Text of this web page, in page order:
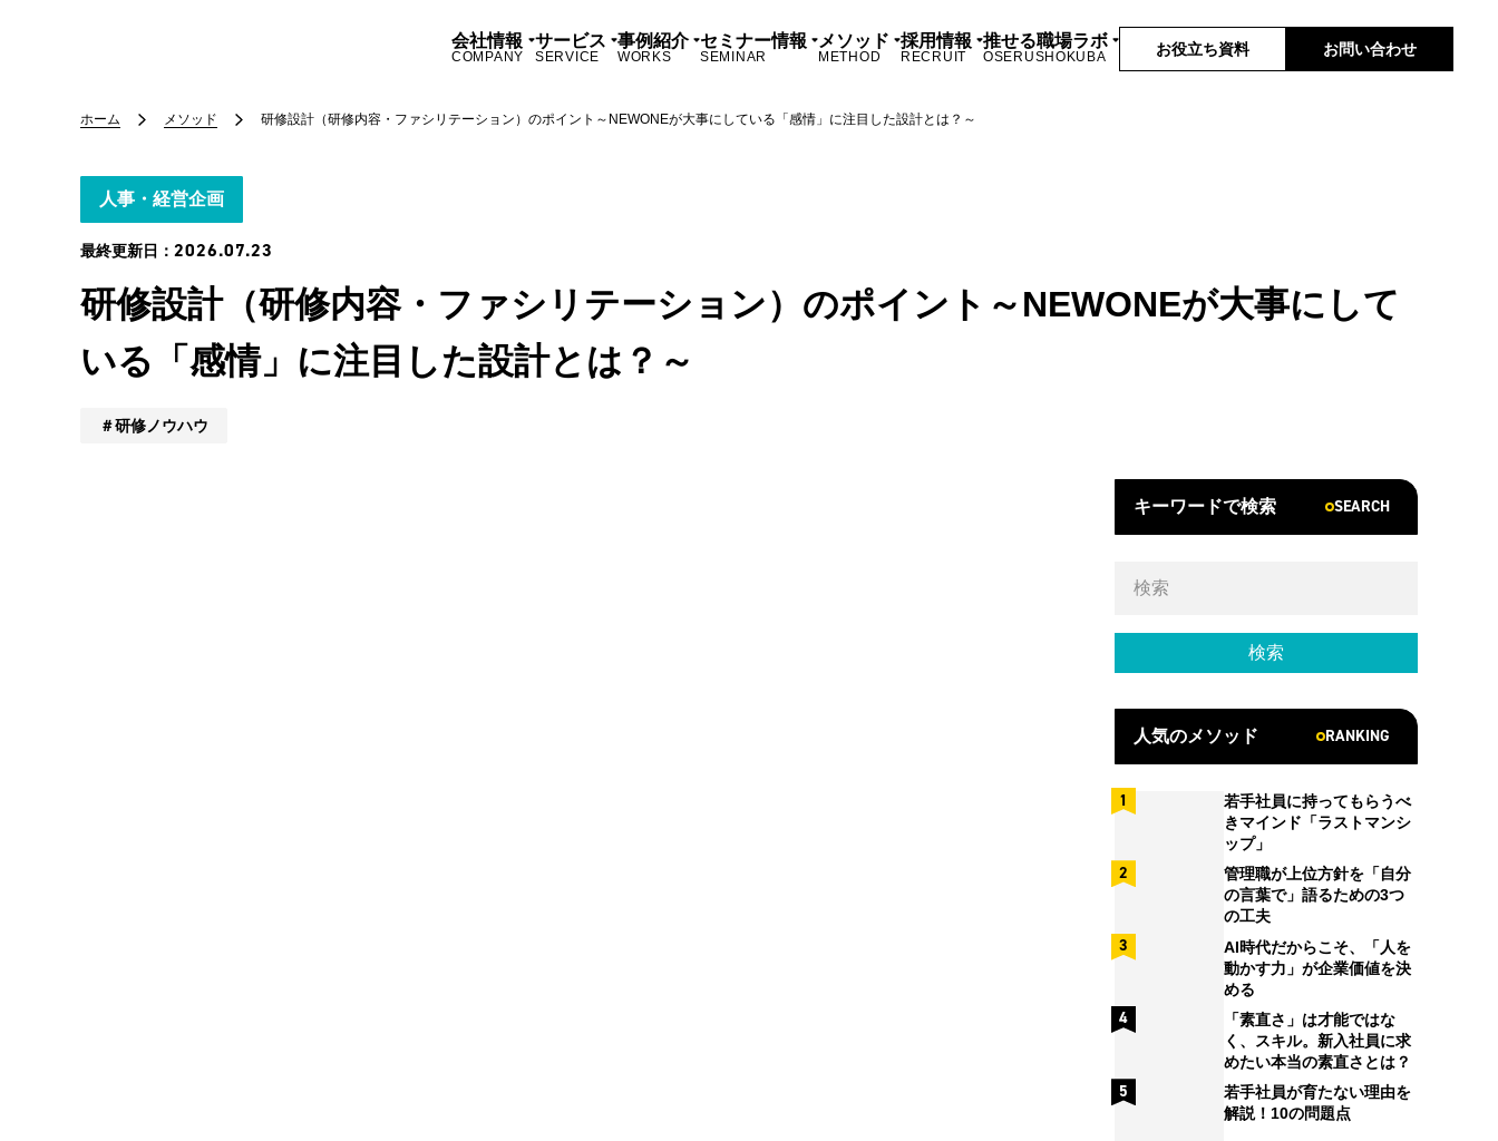
会社情報
COMPANY
サービス
SERVICE
事例紹介
WORKS
セミナー情報
SEMINAR
メソッド
METHOD
採用情報
RECRUIT
推せる職場ラボ
OSERUSHOKUBA お役立ち資料 お問い合わせ
ホーム メソッド 研修設計（研修内容・ファシリテーション）のポイント～NEWONEが大事にしている「感情」に注目した設計とは？～
人事・経営企画
最終更新日： 2026.07.23
研修設計（研修内容・ファシリテーション）のポイント～NEWONEが大事にして
いる「感情」に注目した設計とは？～
研修ノウハウ
キーワードで検索 SEARCH
人気のメソッド RANKING
若手社員に持ってもらうべ
きマインド「ラストマンシ
ップ」
管理職が上位方針を「自分
の言葉で」語るための3つ
の工夫
AI時代だからこそ、「人を
動かす力」が企業価値を決
める
「素直さ」は才能ではな
く、スキル。新入社員に求
めたい本当の素直さとは？
若手社員が育たない理由を
解説！10の問題点